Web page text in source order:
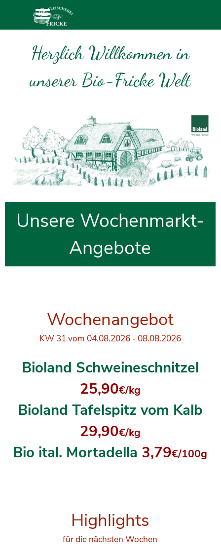
Herzlich Willkommen in
unserer Bio-Fricke Welt
Unsere Wochenmarkt-
Angebote
Wochenangebot
KW 31 vom 04.08.2026 - 08.08.2026
Bioland Schweineschnitzel
25,90€/kg
Bioland Tafelspitz vom Kalb
29,90€/kg
Bio ital. Mortadella 3,79€/100g
Highlights
für die nächsten Wochen